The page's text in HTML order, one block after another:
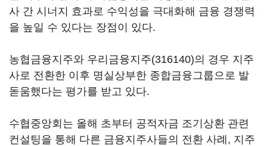
사 간 시너지 효과로 수익성을 극대화해 금융 경쟁력
을 높일 수 있다는 장점이 있다.
농협금융지주와 우리금융지주(316140)의 경우 지주
사로 전환한 이후 명실상부한 종합금융그룹으로 발
돋움했다는 평가를 받고 있다.
수협중앙회는 올해 초부터 공적자금 조기상환 관련
컨설팅을 통해 다른 금융지주사들의 전환 사례, 지주